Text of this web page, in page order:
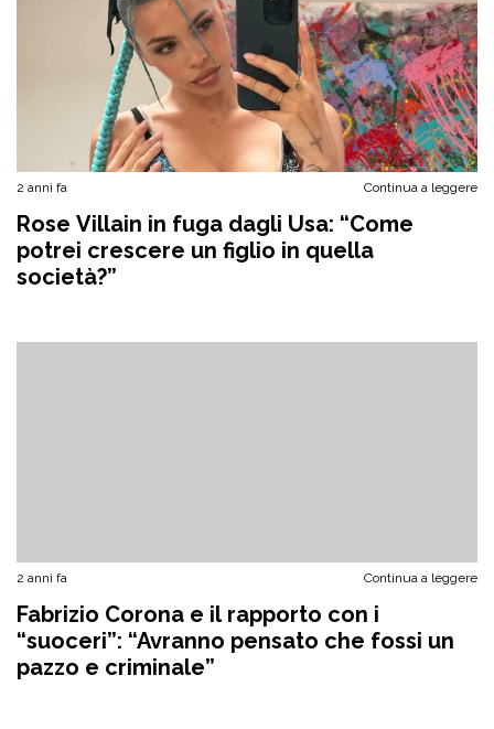
2 anni fa Continua a leggere
Rose Villain in fuga dagli Usa: “Come
potrei crescere un figlio in quella
società?”
2 anni fa Continua a leggere
Fabrizio Corona e il rapporto con i
“suoceri”: “Avranno pensato che fossi un
pazzo e criminale”